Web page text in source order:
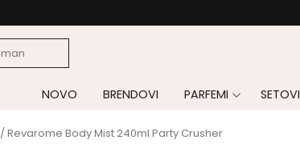
NOVO BRENDOVI PARFEMI SETOVI
/ Revarome Body Mist 240ml Party Crusher